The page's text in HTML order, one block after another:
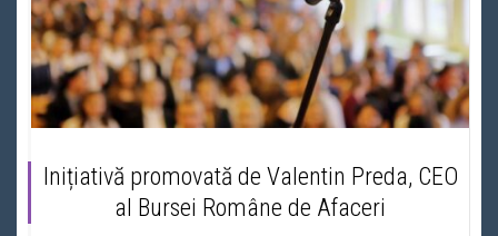
Inițiativă promovată de Valentin Preda, CEO
al Bursei Române de Afaceri